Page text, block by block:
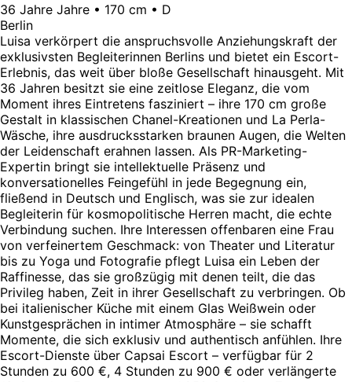
36 Jahre Jahre • 170 cm • D
Berlin
Luisa verkörpert die anspruchsvolle Anziehungskraft der
exklusivsten Begleiterinnen Berlins und bietet ein Escort-
Erlebnis, das weit über bloße Gesellschaft hinausgeht. Mit
36 Jahren besitzt sie eine zeitlose Eleganz, die vom
Moment ihres Eintretens fasziniert – ihre 170 cm große
Gestalt in klassischen Chanel-Kreationen und La Perla-
Wäsche, ihre ausdrucksstarken braunen Augen, die Welten
der Leidenschaft erahnen lassen. Als PR-Marketing-
Expertin bringt sie intellektuelle Präsenz und
konversationelles Feingefühl in jede Begegnung ein,
fließend in Deutsch und Englisch, was sie zur idealen
Begleiterin für kosmopolitische Herren macht, die echte
Verbindung suchen. Ihre Interessen offenbaren eine Frau
von verfeinertem Geschmack: von Theater und Literatur
bis zu Yoga und Fotografie pflegt Luisa ein Leben der
Raffinesse, das sie großzügig mit denen teilt, die das
Privileg haben, Zeit in ihrer Gesellschaft zu verbringen. Ob
bei italienischer Küche mit einem Glas Weißwein oder
Kunstgesprächen in intimer Atmosphäre – sie schafft
Momente, die sich exklusiv und authentisch anfühlen. Ihre
Escort-Dienste über Capsai Escort – verfügbar für 2
Stunden zu 600 €, 4 Stunden zu 900 € oder verlängerte